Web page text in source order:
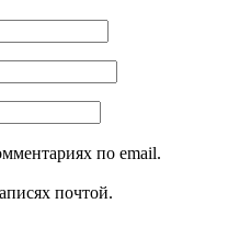
по email.
почтой.